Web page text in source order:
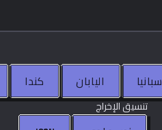
إسبانيا اليابان كندا
تنسيق الإخراج